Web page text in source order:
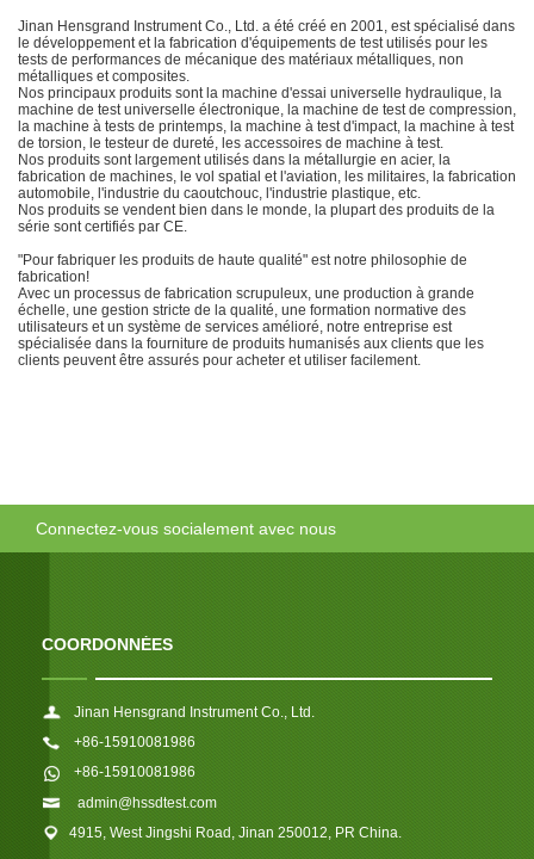
Jinan Hensgrand Instrument Co., Ltd. a été créé en 2001, est spécialisé dans
le développement et la fabrication d'équipements de test utilisés pour les
tests de performances de mécanique des matériaux métalliques, non
métalliques et composites.
Nos principaux produits sont la machine d'essai universelle hydraulique, la
machine de test universelle électronique, la machine de test de compression,
la machine à tests de printemps, la machine à test d'impact, la machine à test
de torsion, le testeur de dureté, les accessoires de machine à test.
Nos produits sont largement utilisés dans la métallurgie en acier, la
fabrication de machines, le vol spatial et l'aviation, les militaires, la fabrication
automobile, l'industrie du caoutchouc, l'industrie plastique, etc.
Nos produits se vendent bien dans le monde, la plupart des produits de la
série sont certifiés par CE.
"Pour fabriquer les produits de haute qualité" est notre philosophie de
fabrication!
Avec un processus de fabrication scrupuleux, une production à grande
échelle, une gestion stricte de la qualité, une formation normative des
utilisateurs et un système de services amélioré, notre entreprise est
spécialisée dans la fourniture de produits humanisés aux clients que les
clients peuvent être assurés pour acheter et utiliser facilement.
Connectez-vous socialement avec nous
COORDONNÉES
Jinan Hensgrand Instrument Co., Ltd.
+86-15910081986
+86-15910081986
admin@hssdtest.com
4915, West Jingshi Road, Jinan 250012, PR China.